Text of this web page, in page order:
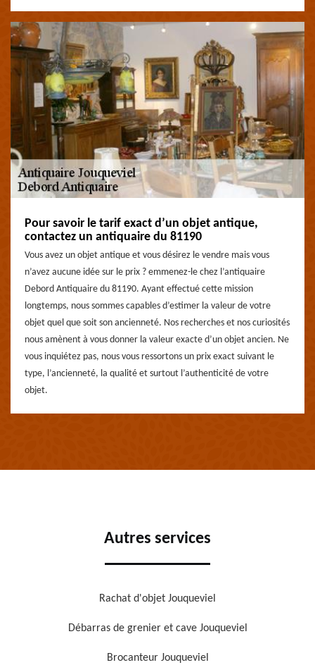
Pour savoir le tarif exact d’un objet antique,
contactez un antiquaire du 81190
Vous avez un objet antique et vous désirez le vendre mais vous
n’avez aucune idée sur le prix ? emmenez-le chez l’antiquaire
Debord Antiquaire du 81190. Ayant effectué cette mission
longtemps, nous sommes capables d’estimer la valeur de votre
objet quel que soit son ancienneté. Nos recherches et nos curiosités
nous amènent à vous donner la valeur exacte d’un objet ancien. Ne
vous inquiétez pas, nous vous ressortons un prix exact suivant le
type, l’ancienneté, la qualité et surtout l’authenticité de votre
objet.
Autres services
Rachat d'objet Jouqueviel
Débarras de grenier et cave Jouqueviel
Brocanteur Jouqueviel